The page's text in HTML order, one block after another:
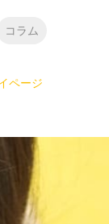
コラム
ページ